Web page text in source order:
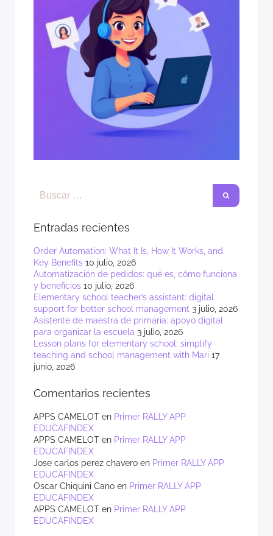
Entradas recientes
Order Automation: What It Is, How It Works, and
Key Benefits 10 julio, 2026
Automatización de pedidos: qué es, cómo funciona
y beneficios 10 julio, 2026
Elementary school teacher’s assistant: digital
support for better school management 3 julio, 2026
Asistente de maestra de primaria: apoyo digital
para organizar la escuela 3 julio, 2026
Lesson plans for elementary school: simplify
teaching and school management with Mari 17
junio, 2026
Comentarios recientes
APPS CAMELOT en Primer RALLY APP
EDUCAFINDEX
APPS CAMELOT en Primer RALLY APP
EDUCAFINDEX
Jose carlos perez chavero en Primer RALLY APP
EDUCAFINDEX
Oscar Chiquini Cano en Primer RALLY APP
EDUCAFINDEX
APPS CAMELOT en Primer RALLY APP
EDUCAFINDEX